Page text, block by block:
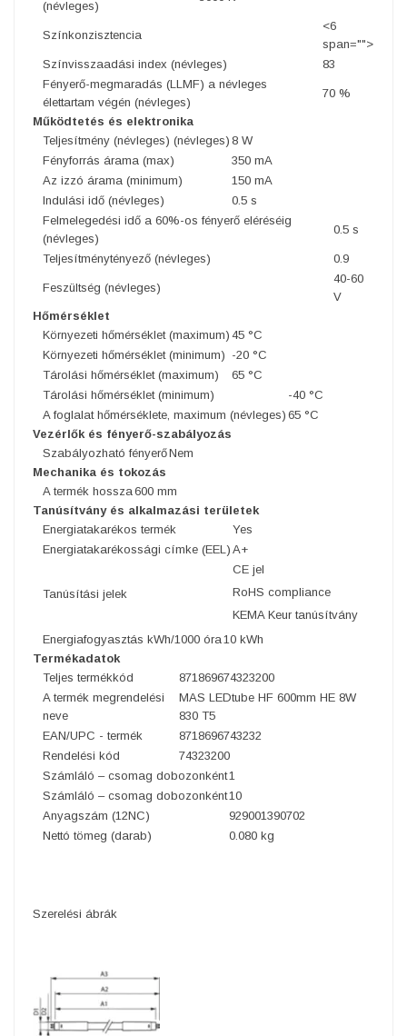
(névleges)
Színkonzisztencia
<6
span="">
Színvisszaadási index (névleges)
83
Fényerő-megmaradás (LLMF) a névleges
élettartam végén (névleges)
70 %
Működtetés és elektronika
Teljesítmény (névleges) (névleges) 8 W
Fényforrás árama (max)
350 mA
Az izzó árama (minimum)
150 mA
Indulási idő (névleges)
0.5 s
Felmelegedési idő a 60%-os fényerő eléréséig
(névleges)
0.5 s
Teljesítménytényező (névleges) 0.9
Feszültség (névleges)
40-60
V
Hőmérséklet
Környezeti hőmérséklet (maximum) 45 °C
Környezeti hőmérséklet (minimum) -20 °C
Tárolási hőmérséklet (maximum)
65 °C
Tárolási hőmérséklet (minimum)
-40 °C
A foglalat hőmérséklete, maximum (névleges) 65 °C
Vezérlők és fényerő-szabályozás
Szabályozható fényerőNem
Mechanika és tokozás
A termék hossza600 mm
Tanúsítvány és alkalmazási területek
Energiatakarékos termék
Yes
Energiatakarékossági címke (EEL) A+
Tanúsítási jelek
CE jel
RoHS compliance
KEMA Keur tanúsítvány
Energiafogyasztás kWh/1000 óra10 kWh
Termékadatok
Teljes termékkód
871869674323200
A termék megrendelési
neve
MAS LEDtube HF 600mm HE 8W
830 T5
EAN/UPC - termék
8718696743232
Rendelési kód
74323200
Számláló – csomag dobozonként1
Számláló – csomag dobozonként10
Anyagszám (12NC)
929001390702
Nettó tömeg (darab)
0.080 kg
Szerelési ábrák